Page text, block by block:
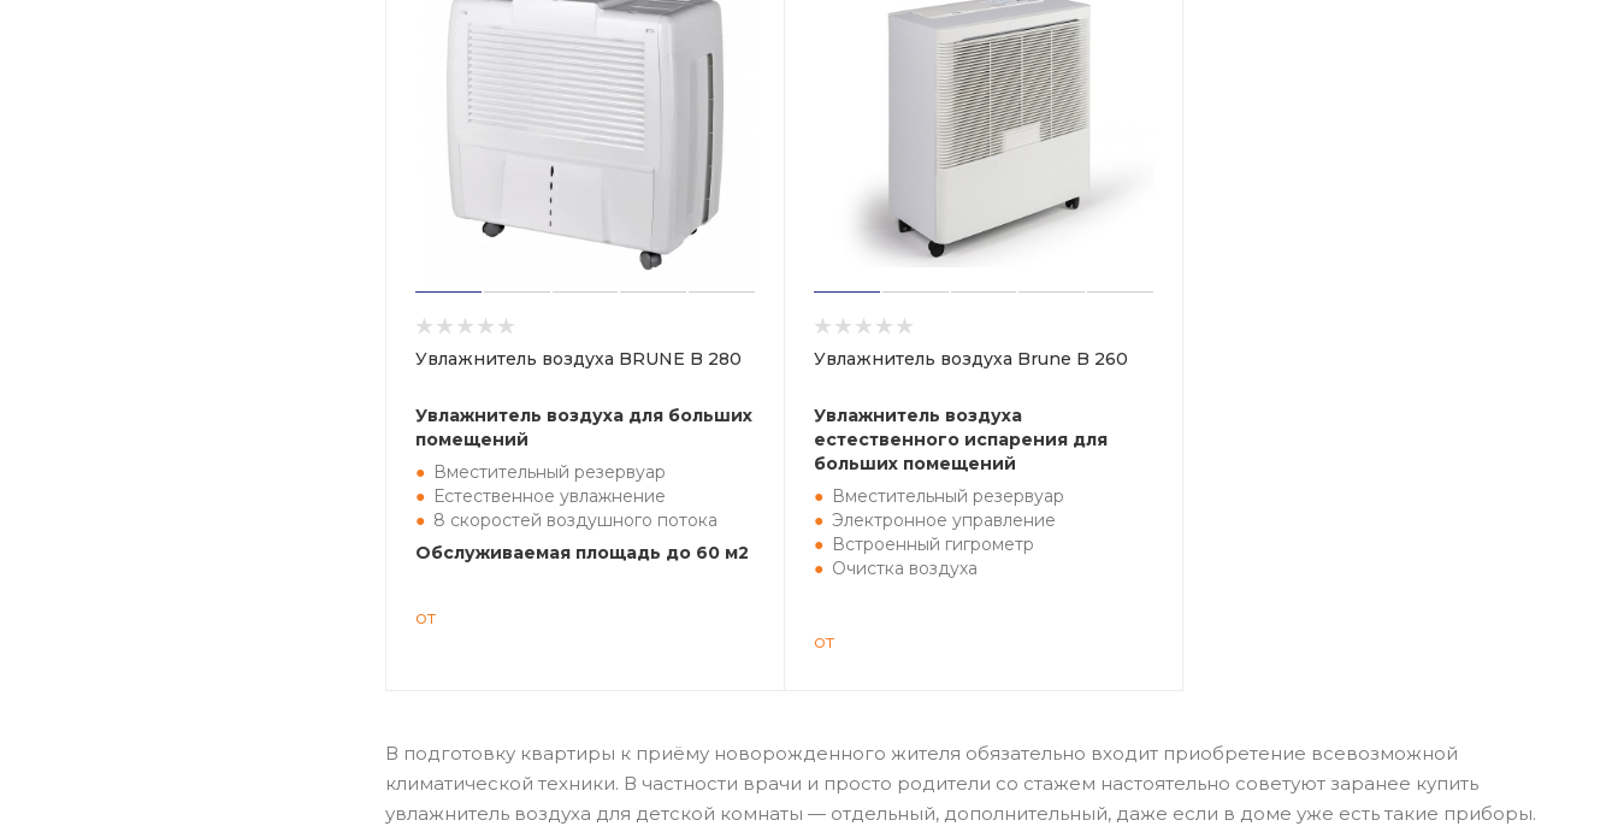
Увлажнитель воздуха BRUNE B 280
Увлажнитель воздуха для больших
помещений
Вместительный резервуар
Естественное увлажнение
8 скоростей воздушного потока
Обслуживаемая площадь до 60 м2
от
Увлажнитель воздуха Brune B 260
Увлажнитель воздуха
естественного испарения для
больших помещений
Вместительный резервуар
Электронное управление
Встроенный гигрометр
Очистка воздуха
от
В подготовку квартиры к приёму новорожденного жителя обязательно входит приобретение всевозможной
климатической техники. В частности врачи и просто родители со стажем настоятельно советуют заранее купить
увлажнитель воздуха для детской комнаты — отдельный, дополнительный, даже если в доме уже есть такие приборы.